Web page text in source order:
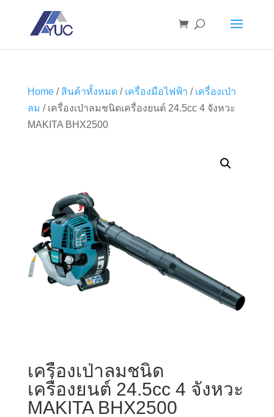
Home/ สินค้าทั้งหมด/ เครื่องมือไฟฟ้า / เครื่องเป่า
ลม / เครื่องเป่าลมชนิดเครื่องยนต์ 24.5cc 4 จังหวะ
MAKITA BHX2500
เครื่องเป่าลมชนิด
เครื่องยนต์ 24.5cc 4 จังหวะ
MAKITA BHX2500